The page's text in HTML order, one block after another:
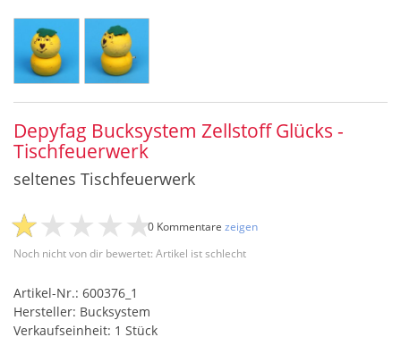
Depyfag Bucksystem Zellstoff Glücks -
Tischfeuerwerk
seltenes Tischfeuerwerk
Noch nicht von dir bewertet: Artikel ist schlecht
0 Kommentare zeigen
Artikel-Nr.: 600376_1
Hersteller: Bucksystem
Verkaufseinheit: 1 Stück